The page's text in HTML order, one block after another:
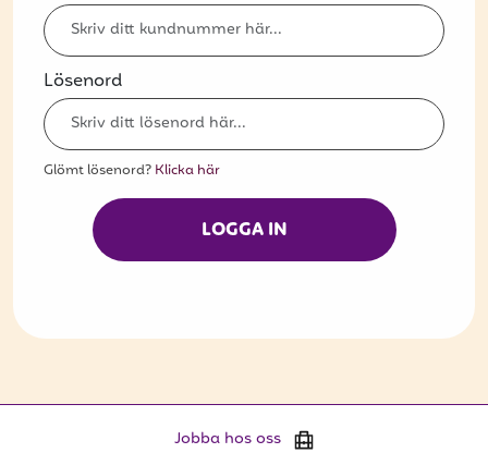
Hitta din grossist
Hållbarhet
Jobba hos oss
Kontakta oss
Om oss
Event
Lösenord
Glömt lösenord? Klicka här
LOGGA IN
Jobba hos oss